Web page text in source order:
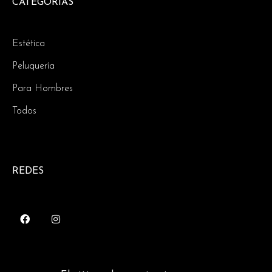
CATEGORIAS
Estética
Peluquería
Para Hombres
Todos
REDES